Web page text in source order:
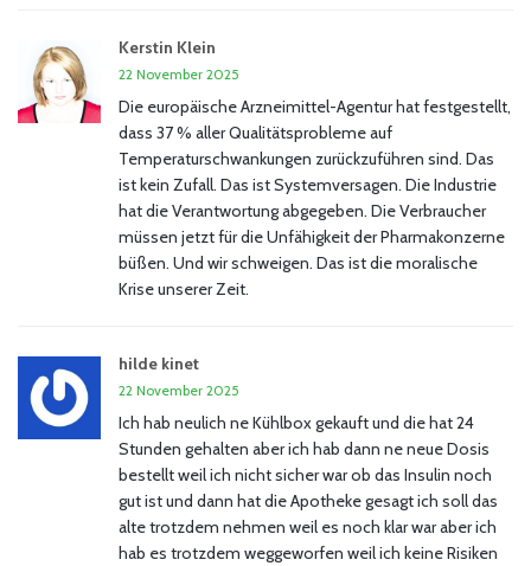
Kerstin Klein
22 November 2025
Die europäische Arzneimittel-Agentur hat festgestellt,
dass 37 % aller Qualitätsprobleme auf
Temperaturschwankungen zurückzuführen sind. Das
ist kein Zufall. Das ist Systemversagen. Die Industrie
hat die Verantwortung abgegeben. Die Verbraucher
müssen jetzt für die Unfähigkeit der Pharmakonzerne
büßen. Und wir schweigen. Das ist die moralische
Krise unserer Zeit.
hilde kinet
22 November 2025
Ich hab neulich ne Kühlbox gekauft und die hat 24
Stunden gehalten aber ich hab dann ne neue Dosis
bestellt weil ich nicht sicher war ob das Insulin noch
gut ist und dann hat die Apotheke gesagt ich soll das
alte trotzdem nehmen weil es noch klar war aber ich
hab es trotzdem weggeworfen weil ich keine Risiken